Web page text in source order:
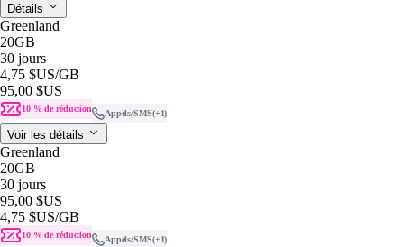
Détails
Greenland
20GB
30 jours
4,75 $US/GB
95,00 $US
10 % de réduction Appels/SMS(+1)
Voir les détails
Greenland
20GB
30 jours
95,00 $US
4,75 $US/GB
10 % de réduction Appels/SMS(+1)